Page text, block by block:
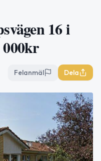
16 i
Felanmäl Dela